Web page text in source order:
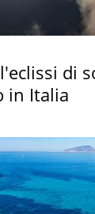
di
in Italia